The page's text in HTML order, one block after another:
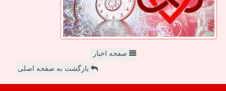
صفحه اخبار
بازگشت به صفحه اصلی